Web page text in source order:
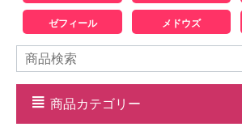
ゼフィール メドウズ
商品カテゴリー